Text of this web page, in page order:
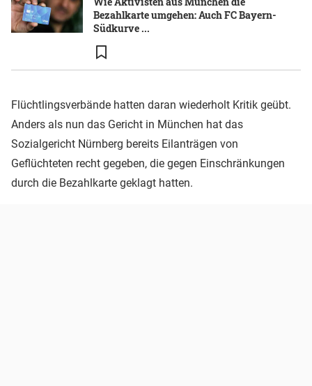
Bezahlkarte umgehen: Auch FC Bayern-
Südkurve ...
Flüchtlingsverbände hatten daran wiederholt Kritik geübt.
Anders als nun das Gericht in München hat das
Sozialgericht Nürnberg bereits Eilanträgen von
Geflüchteten recht gegeben, die gegen Einschränkungen
durch die Bezahlkarte geklagt hatten.